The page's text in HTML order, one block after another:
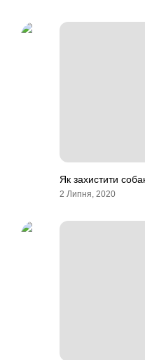
Як захистити
2 Липня, 2020